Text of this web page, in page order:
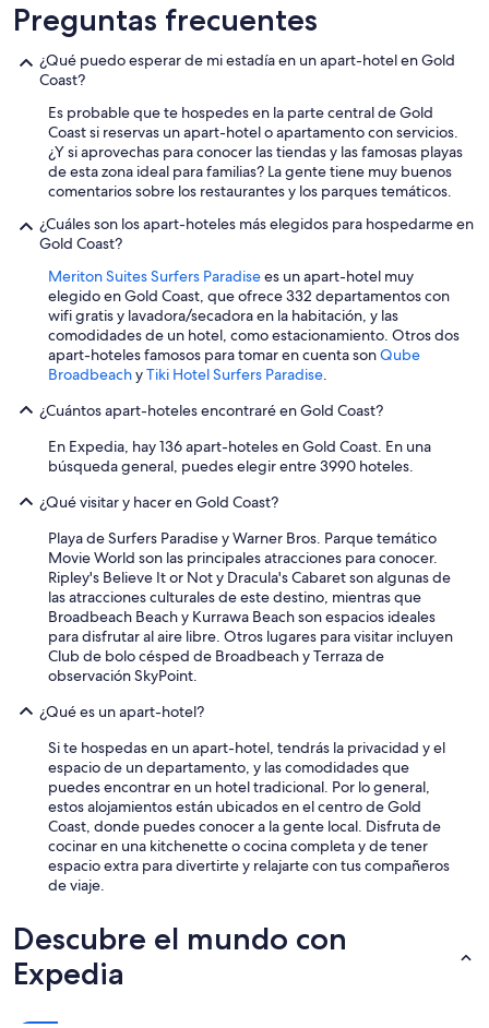
Preguntas frecuentes
¿Qué puedo esperar de mi estadía en un apart-hotel en Gold
Coast?
Es probable que te hospedes en la parte central de Gold
Coast si reservas un apart-hotel o apartamento con servicios.
¿Y si aprovechas para conocer las tiendas y las famosas playas
de esta zona ideal para familias? La gente tiene muy buenos
comentarios sobre los restaurantes y los parques temáticos.
¿Cuáles son los apart-hoteles más elegidos para hospedarme en
Gold Coast?
Meriton Suites Surfers Paradisees un apart-hotel muy
elegido en Gold Coast, que ofrece 332 departamentos con
wifi gratis y lavadora/secadora en la habitación, y las
comodidades de un hotel, como estacionamiento. Otros dos
apart-hoteles famosos para tomar en cuenta sonQube
BroadbeachyTiki Hotel Surfers Paradise.
¿Cuántos apart-hoteles encontraré en Gold Coast?
En Expedia, hay 136 apart-hoteles en Gold Coast. En una
búsqueda general, puedes elegir entre 3990 hoteles.
¿Qué visitar y hacer en Gold Coast?
Playa de Surfers Paradise y Warner Bros. Parque temático
Movie World son las principales atracciones para conocer.
Ripley's Believe It or Not y Dracula's Cabaret son algunas de
las atracciones culturales de este destino, mientras que
Broadbeach Beach y Kurrawa Beach son espacios ideales
para disfrutar al aire libre. Otros lugares para visitar incluyen
Club de bolo césped de Broadbeach y Terraza de
observación SkyPoint.
¿Qué es un apart-hotel?
Si te hospedas en un apart-hotel, tendrás la privacidad y el
espacio de un departamento, y las comodidades que
puedes encontrar en un hotel tradicional. Por lo general,
estos alojamientos están ubicados en el centro de Gold
Coast, donde puedes conocer a la gente local. Disfruta de
cocinar en una kitchenette o cocina completa y de tener
espacio extra para divertirte y relajarte con tus compañeros
de viaje.
Descubre el mundo con
Expedia